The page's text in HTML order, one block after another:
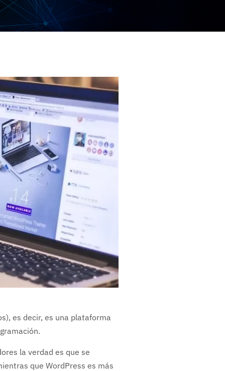
es decir, es una plataforma
la verdad es que se
que WordPress es más